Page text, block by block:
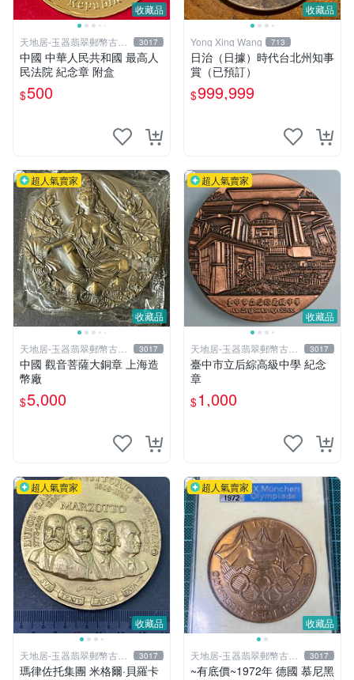
收藏品
天地居-玉器翡翠郵幣古玩
藝品
3017
中國 中華人民共和國 最高人
民法院 紀念章 附盒
$500
收藏品
Yong Xing Wang 713
日治（日據）時代台北州知事
賞（已預訂）
$999,999
收藏品
超人氣賣家
天地居-玉器翡翠郵幣古玩
藝品
3017
中國 觀音菩薩大銅章 上海造
幣廠
$5,000
收藏品
超人氣賣家
天地居-玉器翡翠郵幣古玩
藝品
3017
臺中市立后綜高級中學 紀念
章
$1,000
收藏品
超人氣賣家
天地居-玉器翡翠郵幣古玩
藝品
3017
瑪律佐托集團 米格爾·貝羅卡
收藏品
超人氣賣家
天地居-玉器翡翠郵幣古玩
藝品
3017
~有底價~1972年 德國 慕尼黑